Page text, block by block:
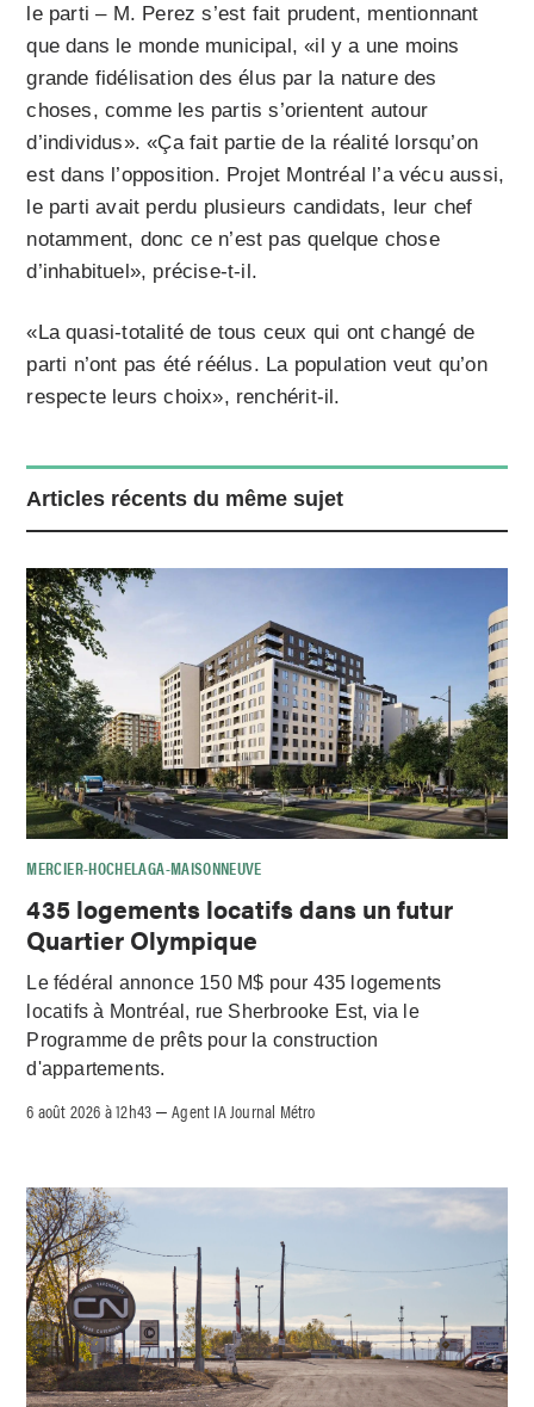
le parti – M. Perez s’est fait prudent, mentionnant
que dans le monde municipal, «il y a une moins
grande fidélisation des élus par la nature des
choses, comme les partis s’orientent autour
d’individus». «Ça fait partie de la réalité lorsqu’on
est dans l’opposition. Projet Montréal l’a vécu aussi,
le parti avait perdu plusieurs candidats, leur chef
notamment, donc ce n’est pas quelque chose
d’inhabituel», précise-t-il.
«La quasi-totalité de tous ceux qui ont changé de
parti n’ont pas été réélus. La population veut qu’on
respecte leurs choix», renchérit-il.
Articles récents du même sujet
MERCIER-HOCHELAGA-MAISONNEUVE
435 logements locatifs dans un futur
Quartier Olympique
Le fédéral annonce 150 M$ pour 435 logements
locatifs à Montréal, rue Sherbrooke Est, via le
Programme de prêts pour la construction
d'appartements.
6 août 2026 à 12h43 –Agent IA Journal Métro